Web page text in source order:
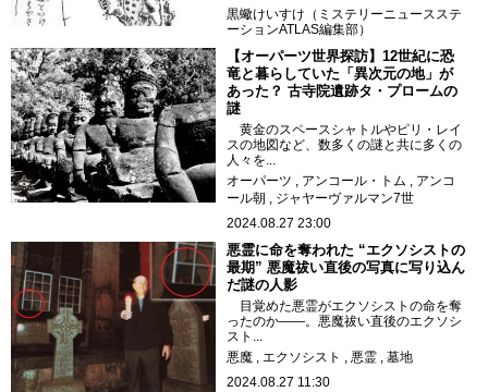
黒蠍けいすけ（ミステリーニュースステ
ーションATLAS編集部）
【オーパーツ世界探訪】12世紀に恐
竜と暮らしていた「異次元の地」が
あった？ 古寺院遺跡タ・プロームの
謎
黄金のスペースシャトルやピリ・レイ
スの地図など、数多くの謎と共に多くの
人々を...
オーパーツ
アンコール・トム
アンコ
ール朝
ジャヤーヴァルマン7世
2024.08.27 23:00
悪霊に命を奪われた “エクソシストの
最期” 悪魔祓い直後の写真に写り込ん
だ謎の人影
目覚めた悪霊がエクソシストの命を奪
ったのか――。悪魔祓い直後のエクソシ
スト...
悪魔
エクソシスト 悪霊
墓地
2024.08.27 11:30